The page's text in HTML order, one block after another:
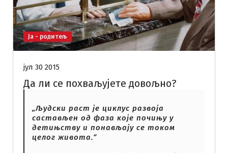
Ја - родитељ
јул 30 2015
Да ли се похваљујете довољно?
„Људски раст је циклус развоја
састављен од фаза које почињу у
детињству и понављају се током
целог живота.“